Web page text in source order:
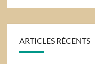
ARTICLES RÉCENTS